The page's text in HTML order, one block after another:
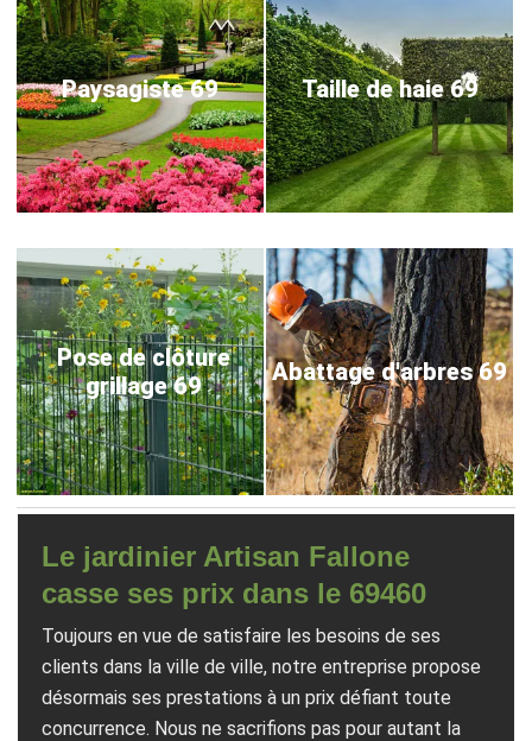
Paysagiste 69 Taille de haie 69
Pose de clôture
grillage 69
Abattage d'arbres 69
Le jardinier Artisan Fallone
casse ses prix dans le 69460
Toujours en vue de satisfaire les besoins de ses
clients dans la ville de ville, notre entreprise propose
désormais ses prestations à un prix défiant toute
concurrence. Nous ne sacrifions pas pour autant la